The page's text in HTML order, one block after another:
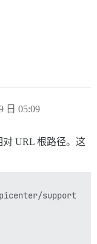
日 05:09
对 URL 根路径。这
support